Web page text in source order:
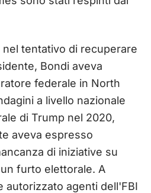
tentativo di recuperare
Bondi aveva
federale in North
a livello nazionale
di Trump nel 2020,
aveva espresso
di iniziative su
furto elettorale. A
autorizzato agenti dell'FBI